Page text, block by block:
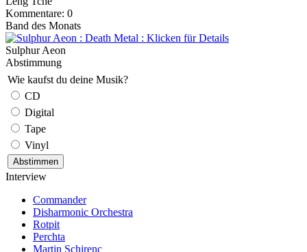
Kommentare: 0
Band des Monats
Sulphur Aeon
Abstimmung
Wie kaufst du deine Musik?
CD
Digital
Tape
Vinyl
Interview
Commander
Disharmonic Orchestra
Rotpit
Perchta
Martin Schirenc